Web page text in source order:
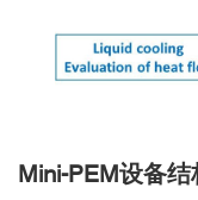
Mini-PEM设备结